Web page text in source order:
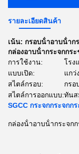
รายละเอียดสินค้า
เน้น: กรอบน้ําอาบน้ําก
กล่องอาบน้ํากระจกกร
การใช้งาน:
โรง
แบบเปิด:
แกว่ง
สไตล์กรอบ:
กรอ
สไตล์การออกแบบ:ทันส
SGCC กระจกกระจก
กล่องน้ําอาบน้ํากระจก